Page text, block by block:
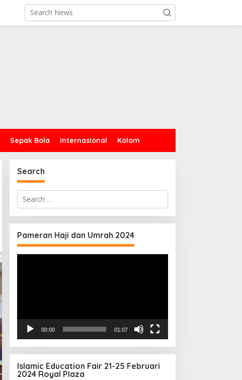
Sepak Bola Internasional Kolom
Search
Search
for:
Pameran Haji dan Umrah 2024
00:00 01:07
Islamic Education Fair 21-25 Februari
2024 Royal Plaza